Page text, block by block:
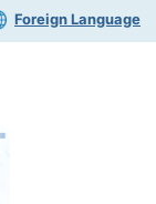
Foreign Language